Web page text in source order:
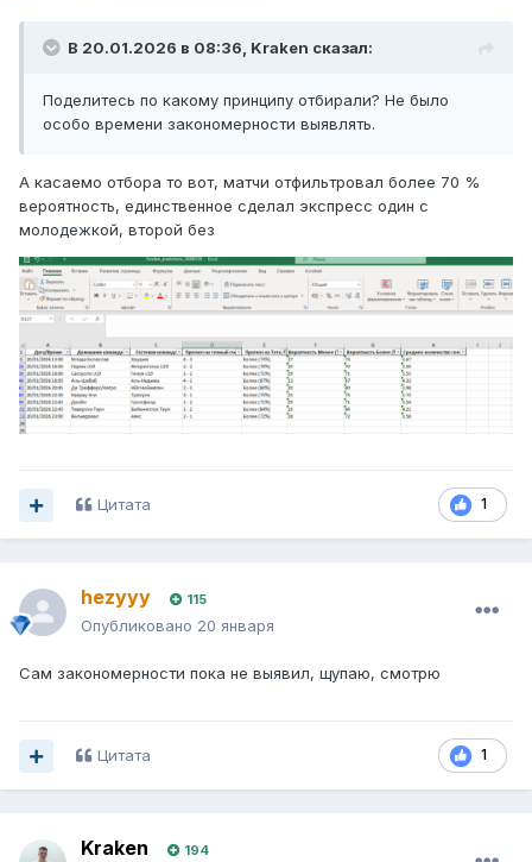
В 20.01.2026 в 08:36, Kraken сказал:
Поделитесь по какому принципу отбирали? Не было
особо времени закономерности выявлять.
А касаемо отбора то вот, матчи отфильтровал более 70 %
вероятность, единственное сделал экспресс один с
молодежкой, второй без
1
Цитата
hezyyy 115
Опубликовано 20 января
Сам закономерности пока не выявил, щупаю, смотрю
1
Цитата
Kraken 194